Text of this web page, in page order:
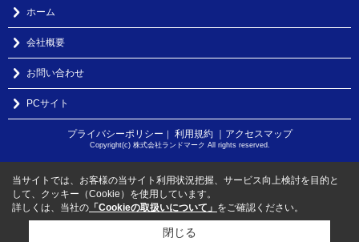
ホーム
会社概要
お問い合わせ
PCサイト
プライバシーポリシー ｜ 利用規約 ｜アクセスマップ
Copyright(c) 株式会社ランドマーク All rights reserved.
当サイトでは、お客様の当サイト利用状況把握、サービス向上検討を目的と
して、クッキー（Cookie）を使用しています。
詳しくは、当社の 「Cookieの取扱いについて」 をご確認ください。
閉じる